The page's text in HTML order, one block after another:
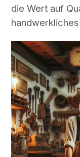
die Wert auf